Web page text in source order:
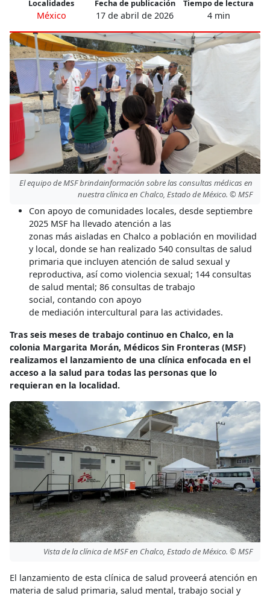
Localidades
México
Fecha de publicación
17 de abril de 2026
Tiempo de lectura
4 min
El equipo de MSF brindainformación sobre las consultas médicas en
nuestra clínica en Chalco, Estado de México. © MSF
Con apoyo de comunidades locales, desde septiembre
2025 MSF ha llevado atención a las
zonas más aisladas en Chalco a población en movilidad
y local, donde se han realizado 540 consultas de salud
primaria que incluyen atención de salud sexual y
reproductiva, así como violencia sexual; 144 consultas
de salud mental; 86 consultas de trabajo
social, contando con apoyo
de mediación intercultural para las actividades.
Tras seis meses de trabajo continuo en Chalco, en la
colonia Margarita Morán, Médicos Sin Fronteras (MSF)
realizamos el lanzamiento de una clínica enfocada en el
acceso a la salud para todas las personas que lo
requieran en la localidad.
Vista de la clínica de MSF en Chalco, Estado de México. © MSF
El lanzamiento de esta clínica de salud proveerá atención en
materia de salud primaria, salud mental, trabajo social y